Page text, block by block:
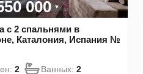
000
с 2 спальнями в
Каталония, Испания №
2 Ванных: 2